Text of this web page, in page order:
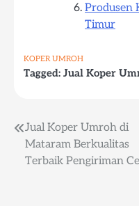
Produsen
Timur
KOPER UMROH
Tagged: Jual Koper
Post
navigation
Jual Koper Umroh di
Mataram Berkualitas
Terbaik Pengiriman